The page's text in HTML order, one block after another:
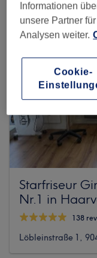
Starfriseur
Nr.1 in
138
Löbleinstraße 1,
Informationen
unsere Partner
Analysen weiter.
Cookie-